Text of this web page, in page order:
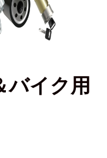
バイク用